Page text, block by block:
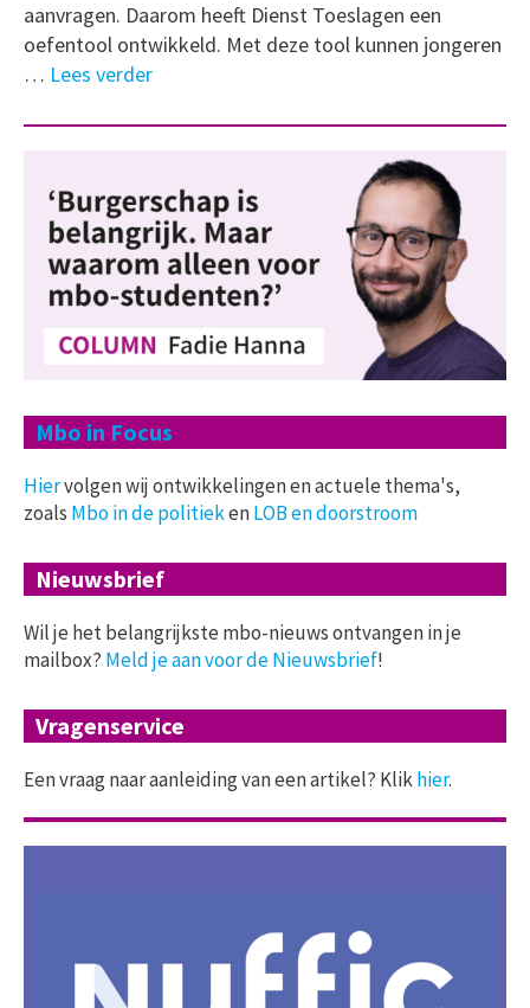
aanvragen. Daarom heeft Dienst Toeslagen een
oefentool ontwikkeld. Met deze tool kunnen jongeren
… Lees verder
Mbo in Focus
Hiervolgen wij ontwikkelingen en actuele thema's,
zoals Mbo in de politiekenLOB en doorstroom
Nieuwsbrief
Wil je het belangrijkste mbo-nieuws ontvangen in je
mailbox? Meld je aan voor de Nieuwsbrief!
Vragenservice
Een vraag naar aanleiding van een artikel? Klikhier.